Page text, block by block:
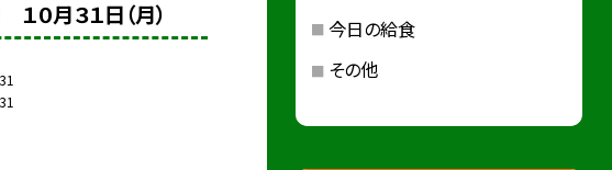
０月３１日（月）
今日の給食
その他